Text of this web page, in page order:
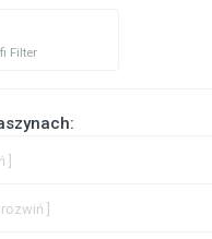
Filter
[ rozwiń ]